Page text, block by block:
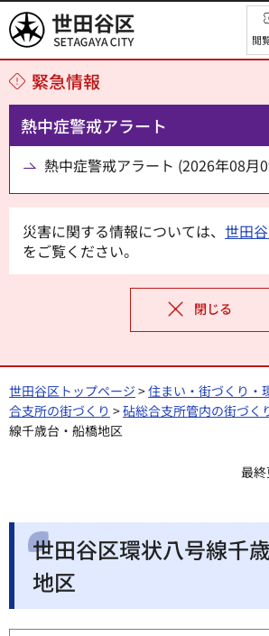
世田谷区 閲
緊急情報
熱中症警戒アラート
熱中症警戒アラート (2026年08月
災害に関する情報については、 世田
をご覧ください。
閉じる
世田谷区トップページ >住まい・街づくり・
合支所の街づくり >砧総合支所管内の街づく
線千歳台・船橋地区
最
世田谷区環状八号線千
地区